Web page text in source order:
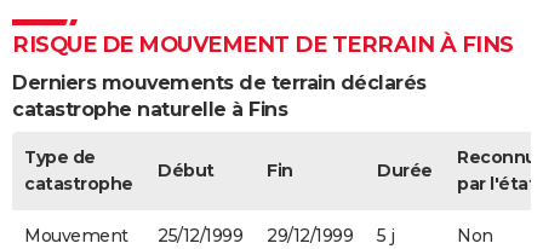
RISQUE DE MOUVEMENT DE TERRAIN À FINS
Derniers mouvements de terrain déclarés
catastrophe naturelle à Fins
Type de
catastrophe
Début Fin Durée
par l'état
Mouvement
25/12/1999 29/12/1999 5 j Non